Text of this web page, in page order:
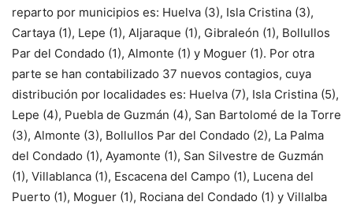
reparto por municipios es: Huelva (3), Isla Cristina (3),
Cartaya (1), Lepe (1), Aljaraque (1), Gibraleón (1), Bollullos
Par del Condado (1), Almonte (1) y Moguer (1). Por otra
parte se han contabilizado 37 nuevos contagios, cuya
distribución por localidades es: Huelva (7), Isla Cristina (5),
Lepe (4), Puebla de Guzmán (4), San Bartolomé de la Torre
(3), Almonte (3), Bollullos Par del Condado (2), La Palma
del Condado (1), Ayamonte (1), San Silvestre de Guzmán
(1), Villablanca (1), Escacena del Campo (1), Lucena del
Puerto (1), Moguer (1), Rociana del Condado (1) y Villalba